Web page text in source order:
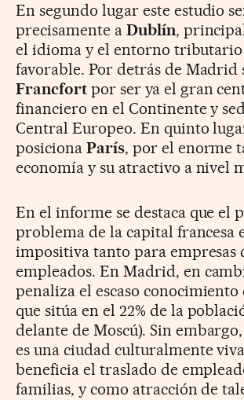
En segundo lugar este estudio
precisamente a Dublín,
el idioma y el entorno tributario
favorable. Por detrás de Madrid
Francfortpor ser ya el gran
financiero en el Continente y
Central Europeo. En quinto
posicionaParís, por el enorme
economía y su atractivo a nivel
En el informe se destaca que el
problema de la capital francesa
impositiva tanto para empresas
empleados. En Madrid, en
penaliza el escaso conocimiento
que sitúa en el 22% de la
delante de Moscú). Sin
es una ciudad culturalmente
beneficia el traslado de
familias, y como atracción de